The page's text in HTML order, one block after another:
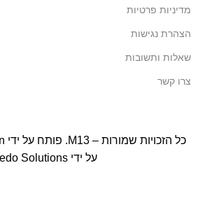
מדיניות פרטיות
הצהרת נגישות
שאלות ותשובות
צרו קשר
כל הזכויות שמורות – M13. פותח על ידי
על ידיSolutions